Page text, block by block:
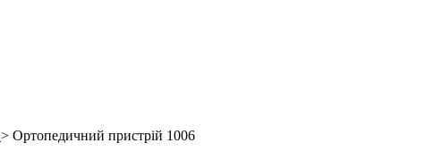
> Ортопедичний пристрій 1006